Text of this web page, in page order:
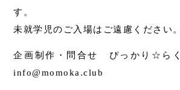
す。
未就学児のご入場はご遠慮ください。
企画制作・問合せ ぴっかり☆ら
info@momoka.club